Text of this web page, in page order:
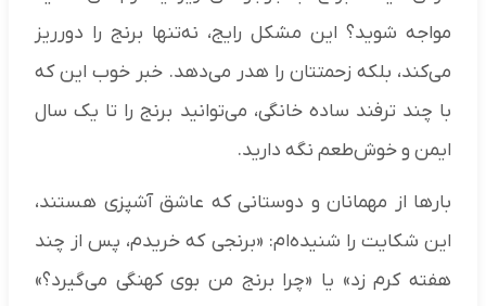
مواجه شوید؟ این مشکل رایج، نه‌تنها برنج را دورریز
می‌کند، بلکه زحمتتان را هدر می‌دهد. خبر خوب این که
با چند ترفند ساده خانگی، می‌توانید برنج را تا یک سال
ایمن و خوش‌طعم نگه دارید.
بارها از مهمانان و دوستانی که عاشق آشپزی هستند،
این شکایت را شنیده‌ام: «برنجی که خریدم، پس از چند
هفته کرم زد» یا «چرا برنج من بوی کهنگی می‌گیرد؟»